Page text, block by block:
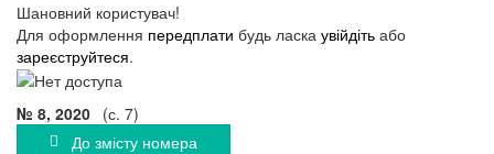
Шановний користувач!
Для оформлення передплати будь ласка увійдіть або
зареєструйтеся.
№ 8, 2020 (с. 7)
До змісту номера